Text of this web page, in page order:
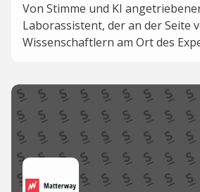
Von Stimme und KI
Laborassistent, der an der Seite
Wissenschaftlern am Ort des